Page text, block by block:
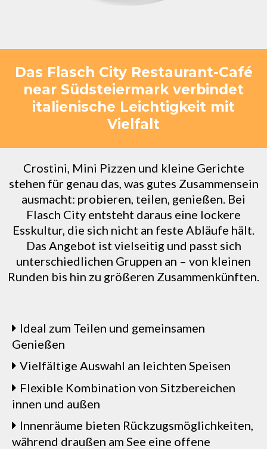
Das Flasch City Restaurant-Café
near Südsteiermark verbindet
italienische Leichtigkeit mit
Vielfalt
Crostini, Mini Pizzen und kleine Gerichte
stehen für genau das, was gutes Zusammensein
ausmacht: probieren, teilen, genießen. Bei
Flasch City entsteht daraus eine lockere
Esskultur, die sich nicht an feste Abläufe hält.
Das Angebot ist vielseitig und passt sich
unterschiedlichen Gruppen an – von kleinen
Runden bis hin zu größeren Zusammenkünften.
Ideal zum Teilen und gemeinsamen
Genießen
Vielfältige Auswahl an leichten Speisen
Flexible Kombination von Sitzbereichen
innen und außen
Innenräume bieten Rückzugsmöglichkeiten,
während draußen am See eine offene